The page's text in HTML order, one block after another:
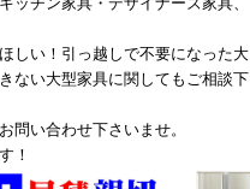
しい！引っ越しで不要になった大
ない大型家具に関してもご相談下
問い合わせ下さいませ。
！